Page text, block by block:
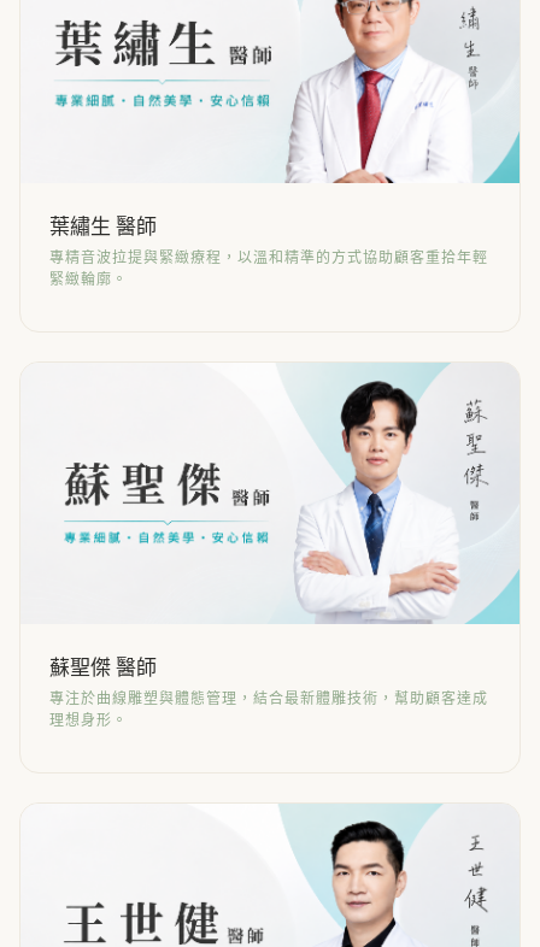
葉繡生 醫師
專精音波拉提與緊緻療程，以溫和精準的方式協助顧客重拾年輕
緊緻輪廓。
蘇聖傑 醫師
專注於曲線雕塑與體態管理，結合最新體雕技術，幫助顧客達成
理想身形。